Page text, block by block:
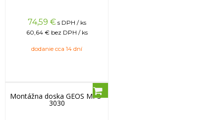
74,59 € s DPH / ks
60,64 € bez DPH / ks
dodanie cca 14 dní
Montážna doska GEOS MPS-
3030